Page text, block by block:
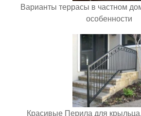
Варианты террасы в частном
особенности
Красивые Перила для